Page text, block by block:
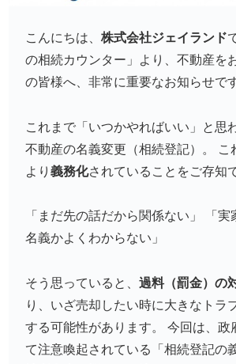
こんにちは、株式会社ジェイランド
の相続カウンター」より、不動産を
の皆様へ、非常に重要なお知らせで
これまで「いつかやればいい」と思
不動産の名義変更（相続登記）。 こ
より義務化されていることをご存知
「まだ先の話だから関係ない」 「
名義かよくわからない」
そう思っていると、過料（罰金）の
り、いざ売却したい時に大きなトラ
する可能性があります。 今回は、政
て注意喚起されている「相続登記の